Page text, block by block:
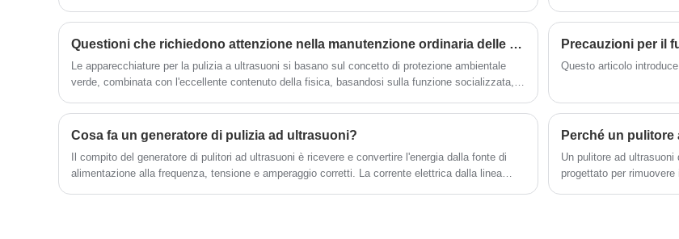
pulizia del vetro ottico, ecc.
generatore di ultrasuoni ad alta potenza
molto stabile.
esaurita.
Questioni che richiedono attenzione nella manutenzione ordinaria delle apparecchiature per la pulizia a ultrasuoni
Le apparecchiature per la pulizia a ultrasuoni si basano sul concetto di protezione ambientale
verde, combinata con l'eccellente contenuto della fisica, basandosi sulla funzione socializzata,
ottenere requisiti di pulizia di alta precisione.
Questo articolo
Cosa fa un generatore di pulizia ad ultrasuoni?
Il compito del generatore di pulitori ad ultrasuoni è ricevere e convertire l'energia dalla fonte di
alimentazione alla frequenza, tensione e amperaggio corretti. La corrente elettrica dalla linea
Un pulitore ad
progettato per